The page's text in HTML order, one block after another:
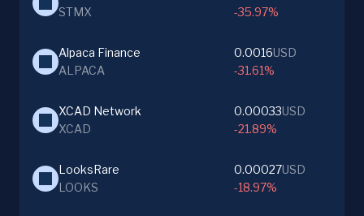
STMX
-35.97%
Alpaca Finance
ALPACA
0.0016USD
-31.61%
XCAD Network
XCAD
0.00033USD
-21.89%
LooksRare
LOOKS
0.00027USD
-18.97%